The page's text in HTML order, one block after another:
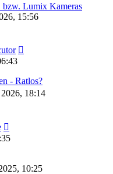
bzw. Lumix Kameras
15:56
- Ratlos?
18:14
10:25